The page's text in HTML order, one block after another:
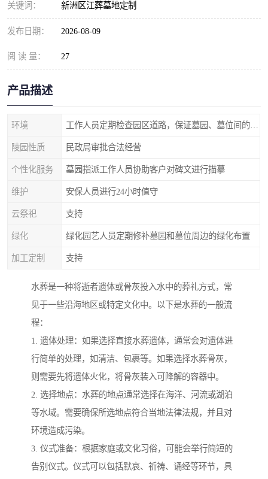
关键词： 新洲区江葬墓地定制
发布日期： 2026-08-09
阅 读 量： 27
产品描述
环境
陵园性质 民政局审批合法经营
个性化服务 墓园指派工作人员协助客户对碑文进行描摹
维护 安保人员进行24小时值守
云祭祀 支持
绿化 绿化园艺人员定期修补墓园和墓位周边的绿化布置
加工定制 支持
水葬是一种将逝者遗体或骨灰投入水中的葬礼方式，常
见于一些沿海地区或特定文化中。以下是水葬的一般流
程：
1. 遗体处理：如果选择直接水葬遗体，通常会对遗体进
行简单的处理，如清洁、包裹等。如果选择水葬骨灰，
则需要先将遗体火化，将骨灰装入可降解的容器中。
2. 选择地点：水葬的地点通常选择在海洋、河流或湖泊
等水域。需要确保所选地点符合当地法律法规，并且对
环境造成污染。
3. 仪式准备：根据家庭或文化习俗，可能会举行简短的
告别仪式。仪式可以包括默哀、祈祷、诵经等环节，具